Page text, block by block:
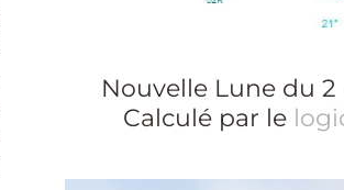
Nouvelle Lune du 2
Calculé par le